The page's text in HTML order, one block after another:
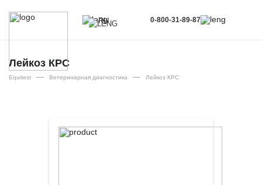
RU
RU
0-800-31-89-87
Лейкоз КРС
Equitest — Ветеринарная диагностика — Лейкоз КРС